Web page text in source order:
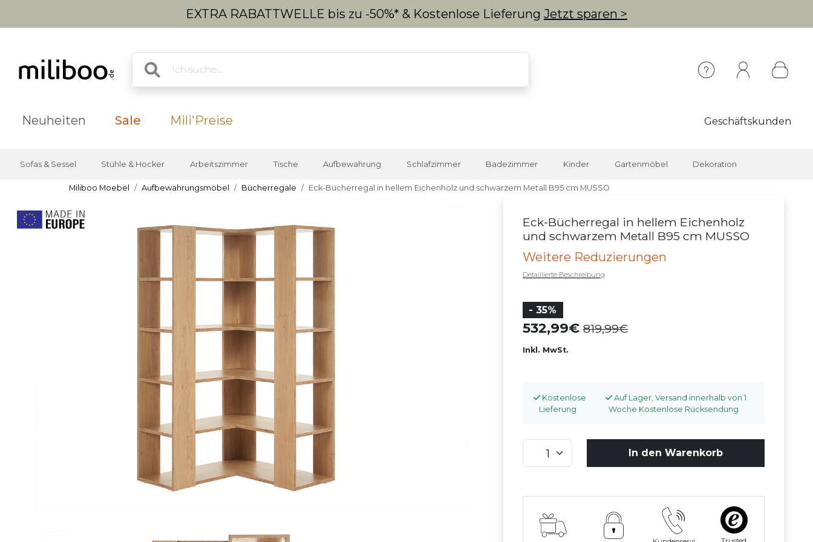
EXTRA RABATTWELLE bis zu -50%* & Kostenlose Lieferung Jetzt sparen >
Neuheiten Sale Mili'Preise Geschäftskunden
Sofas & Sessel Stühle & Hocker Arbeitszimmer Tische Aufbewahrung Schlafzimmer Badezimmer Kinder Gartenmöbel Dekoration
Miliboo Moebel Aufbewahrungsmöbel Bücherregale Eck-Bücherregal in hellem Eichenholz und schwarzem Metall B95 cm MUSSO
Eck-Bücherregal in hellem Eichenholz
und schwarzem Metall B95 cm MUSSO
Weitere Reduzierungen
Detaillierte Beschreibung
- 35%
532,99 819,99
Inkl. MwSt.
Kostenlose
Lieferung
Auf Lager, Versand innerhalb von 1
Woche Kostenlose Rücksendung
In den Warenkorb